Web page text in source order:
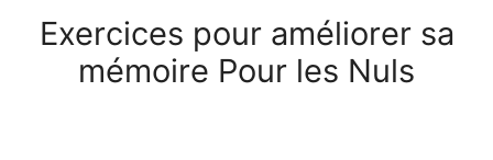
Exercices pour améliorer sa
mémoire Pour les Nuls